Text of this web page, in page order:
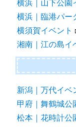
横浜｜山下公園
横浜｜臨港パー
横須賀イベント
湘南｜江の島イ
新潟｜万代イベ
甲府｜舞鶴城公
松本｜花時計公